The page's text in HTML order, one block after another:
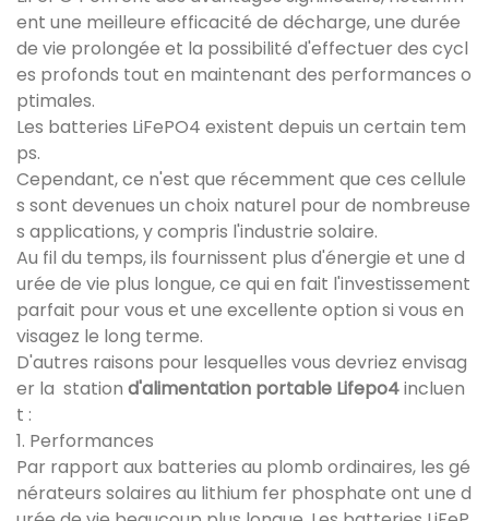
ent une meilleure efficacité de décharge, une durée
de vie prolongée et la possibilité d'effectuer des cycl
es profonds tout en maintenant des performances o
ptimales.
Les batteries LiFePO4 existent depuis un certain tem
ps.
Cependant, ce n'est que récemment que ces cellule
s sont devenues un choix naturel pour de nombreuse
s applications, y compris l'industrie solaire.
Au fil du temps, ils fournissent plus d'énergie et une d
urée de vie plus longue, ce qui en fait l'investissement
parfait pour vous et une excellente option si vous en
visagez le long terme.
D'autres raisons pour lesquelles vous devriez envisag
er la station d'alimentation portable Lifepo4incluen
t :
1. Performances
Par rapport aux batteries au plomb ordinaires, les gé
nérateurs solaires au lithium fer phosphate ont une d